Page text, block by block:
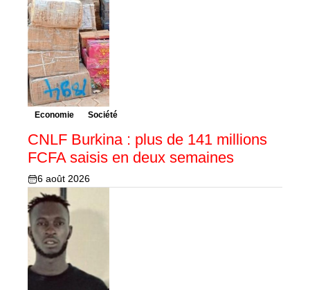
Economie Société
CNLF Burkina : plus de 141 millions
FCFA saisis en deux semaines
6 août 2026